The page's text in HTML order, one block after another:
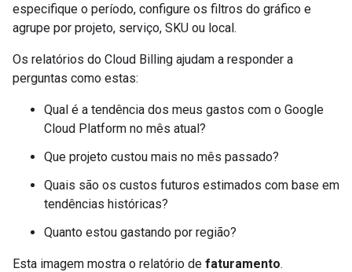
especifique o período, configure os filtros do gráfico e
agrupe por projeto, serviço, SKU ou local.
Os relatórios do Cloud Billing ajudam a responder a
perguntas como estas:
Qual é a tendência dos meus gastos com o Google
Cloud Platform no mês atual?
Que projeto custou mais no mês passado?
Quais são os custos futuros estimados com base em
tendências históricas?
Quanto estou gastando por região?
Esta imagem mostra o relatório de faturamento.